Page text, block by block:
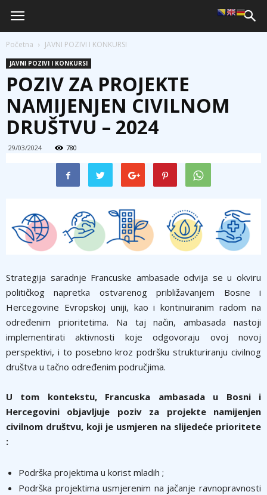
Početna JAVNI POZIVI I KONKURSI
JAVNI POZIVI I KONKURSI
POZIV ZA PROJEKTE
NAMIJENJEN CIVILNOM
DRUŠTVU – 2024
29/03/2024 780
Strategija saradnje Francuske ambasade odvija se u okviru
političkog napretka ostvarenog približavanjem Bosne i
Hercegovine Evropskoj uniji, kao i kontinuiranim radom na
određenim prioritetima. Na taj način, ambasada nastoji
implementirati aktivnosti koje odgovoraju ovoj novoj
perspektivi, i to posebno kroz podršku strukturiranju civilnog
društva u tačno određenim područjima.
U tom kontekstu, Francuska ambasada u Bosni i
Hercegovini objavljuje poziv za projekte namijenjen
civilnom društvu, koji je usmjeren na slijedeće prioritete
:
Podrška projektima u korist mladih ;
Podrška projektima usmjerenim na jačanje ravnopravnosti